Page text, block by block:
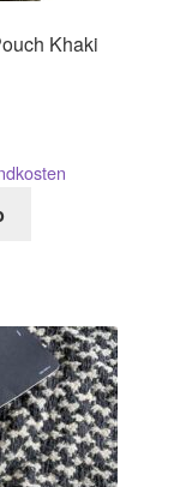
Khaki
Preis
€.